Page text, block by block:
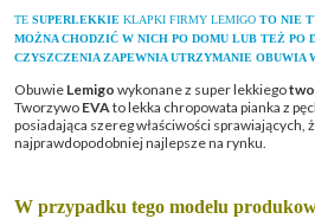
TE SUPERLEKKIE KLAPKI FIRMY LEMIGO TO NIE
MOŻNACHODZIĆ W NICH PO DOMU LUB TEŻ PO
CZYSZCZENIA ZAPEWNIA UTRZYMANIE OBUWIA
Obuwie Lemigo wykonane z super lekkiego
Tworzywo EVAto lekka chropowata pianka z
posiadająca szereg właściwości sprawiających,
najprawdopodobniej najlepsze na rynku.
W przypadku tego modelu